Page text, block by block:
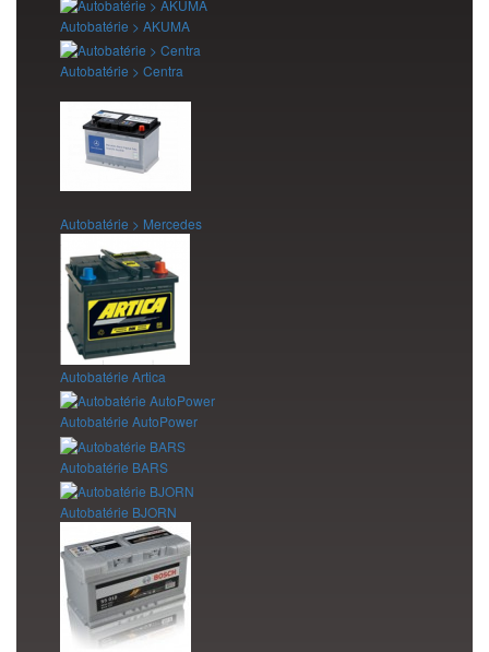
Autobatérie > AKUMA
Autobatérie > Centra
Autobatérie > Mercedes
Autobatérie Artica
Autobatérie AutoPower
Autobatérie BARS
Autobatérie BJORN